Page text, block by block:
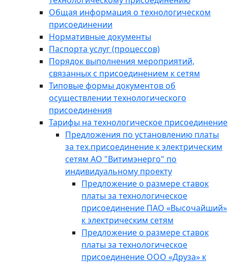
Общая информация о технологическом
присоединении
Нормативные документы
Паспорта услуг (процессов)
Порядок выполнения мероприятий,
связанных с присоединением к сетям
Типовые формы документов об
осуществлении технологического
присоединения
Тарифы на технологическое присоединение
Предложения по установлению платы
за тех.присоединение к электрическим
сетям АО "Витимэнерго" по
индивидуальному проекту
Предложение о размере ставок
платы за технологическое
присоединение ПАО «Высочайший»
к электрическим сетям
Предложение о размере ставок
платы за технологическое
присоединение ООО «Друза» к